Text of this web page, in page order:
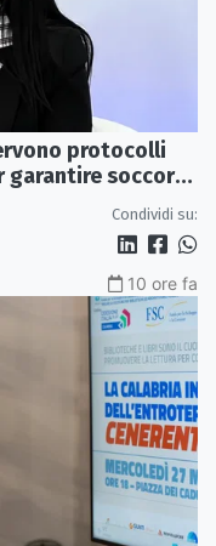
protocolli
garantire soccorsi
Condividi su:
10 ore fa